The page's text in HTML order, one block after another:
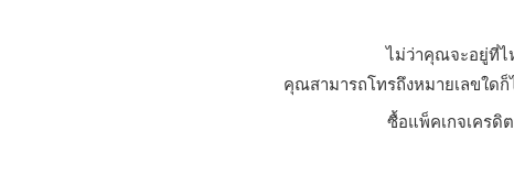
ไม่ว่าคุณจะอยู่ที่ไ
คุณสามารถโทรถึงหมายเลขใด
ซื้อแพ็คเกจเครดิ